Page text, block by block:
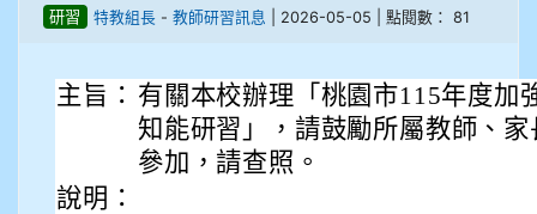
研習 特教組長 - 教師研習訊息 | 2026-05-05 | 點閱數： 81
主旨： 有關本校辦理「桃園市115年度加
知能研習」，請鼓勵所屬教師、
參加，請查照。
說明：